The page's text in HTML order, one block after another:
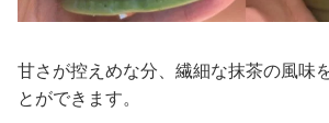
甘さが控えめな分、繊細な抹茶の風味
とができます。